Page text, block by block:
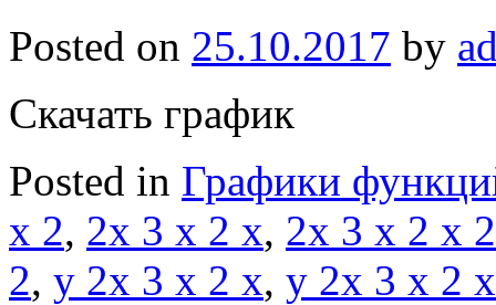
Posted on 25.10.2017 by
Скачать график
Posted in Графики
x 2, 2x 3 x 2 x, 2x 3 x 2 x 2
2, y 2x 3 x 2 x, y 2x 3 x 2